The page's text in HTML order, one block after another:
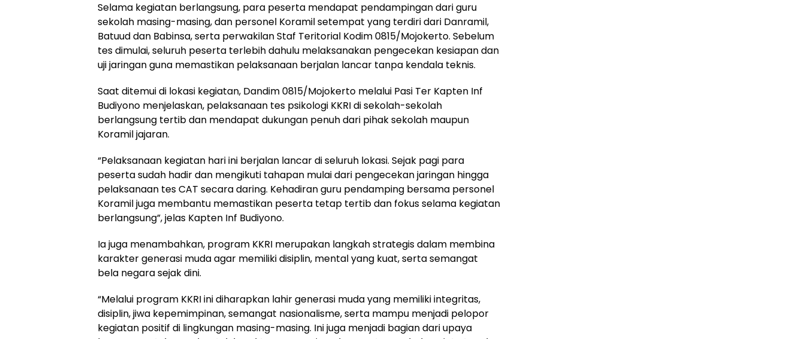
Selama kegiatan berlangsung, para peserta mendapat pendampingan dari guru
sekolah masing-masing, dan personel Koramil setempat yang terdiri dari Danramil,
Batuud dan Babinsa, serta perwakilan Staf Teritorial Kodim 0815/Mojokerto. Sebelum
tes dimulai, seluruh peserta terlebih dahulu melaksanakan pengecekan kesiapan dan
uji jaringan guna memastikan pelaksanaan berjalan lancar tanpa kendala teknis.
Saat ditemui di lokasi kegiatan, Dandim 0815/Mojokerto melalui Pasi Ter Kapten Inf
Budiyono menjelaskan, pelaksanaan tes psikologi KKRI di sekolah-sekolah
berlangsung tertib dan mendapat dukungan penuh dari pihak sekolah maupun
Koramil jajaran.
“Pelaksanaan kegiatan hari ini berjalan lancar di seluruh lokasi. Sejak pagi para
peserta sudah hadir dan mengikuti tahapan mulai dari pengecekan jaringan hingga
pelaksanaan tes CAT secara daring. Kehadiran guru pendamping bersama personel
Koramil juga membantu memastikan peserta tetap tertib dan fokus selama kegiatan
berlangsung”, jelas Kapten Inf Budiyono.
Ia juga menambahkan, program KKRI merupakan langkah strategis dalam membina
karakter generasi muda agar memiliki disiplin, mental yang kuat, serta semangat
bela negara sejak dini.
“Melalui program KKRI ini diharapkan lahir generasi muda yang memiliki integritas,
disiplin, jiwa kepemimpinan, semangat nasionalisme, serta mampu menjadi pelopor
kegiatan positif di lingkungan masing-masing. Ini juga menjadi bagian dari upaya